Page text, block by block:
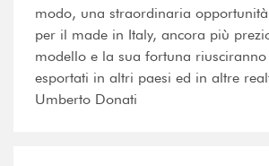
modo, una straordinaria
per il made in Italy, ancora più
modello e la sua fortuna riusciranno
esportati in altri paesi ed in altre
Umberto Donati